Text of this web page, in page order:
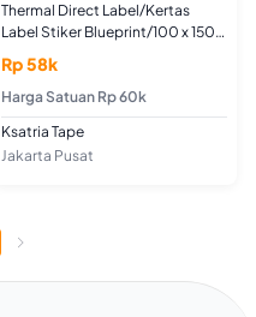
Thermal Direct Label/Kertas
Label Stiker Blueprint/100 x 150
MM isi 250,300, dan 500 PCS -
ROLL
Rp 58k
Harga Satuan Rp 60k
Ksatria Tape
Jakarta Pusat